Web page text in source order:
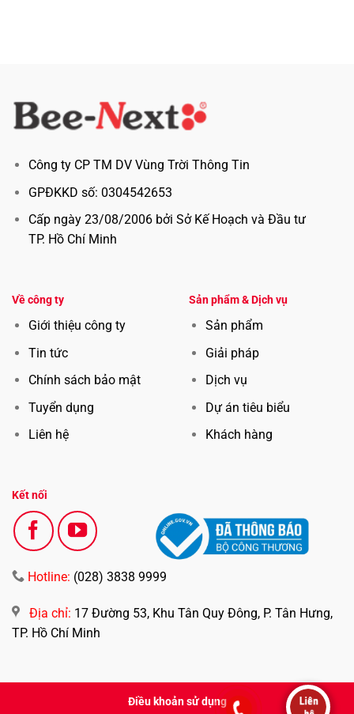
Công ty CP TM DV Vùng Trời Thông Tin
GPĐKKD số: 0304542653
Cấp ngày 23/08/2006 bởi Sở Kế Hoạch và Đầu tư
TP. Hồ Chí Minh
Về công ty
Giới thiệu công ty
Tin tức
Chính sách bảo mật
Tuyển dụng
Liên hệ
Sản phẩm & Dịch vụ
Sản phẩm
Giải pháp
Dịch vụ
Dự án tiêu biểu
Khách hàng
Kết nối
Hotline: (028) 3838 9999
Địa chỉ: 17 Đường 53, Khu Tân Quy Đông, P. Tân Hưng,
TP. Hồ Chí Minh
Điều khoản sử dụng